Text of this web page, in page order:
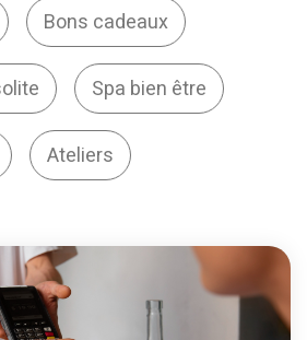
Bons cadeaux
Spa bien être
Ateliers